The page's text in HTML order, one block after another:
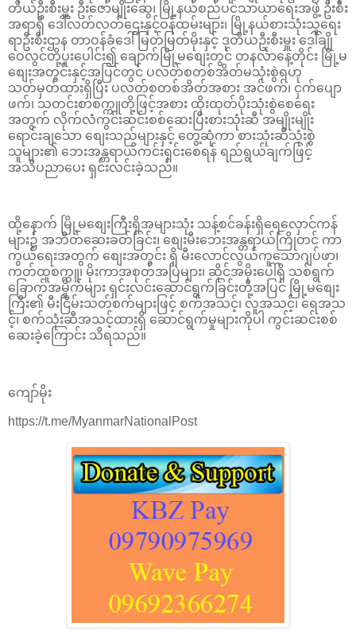
တိယဦးစီးမှူး ဦး​ဇော်မျိုး​ဆွေ၊ မြို့နယ်စည်ပင်သာယာ​ရေးအဖွဲ့ ဦးစီး
အရာရှိ ​ဒေါ်လတ်လတ်​ဌေးနှင့်ဝန်ထမ်းများ၊ မြို့နယ်စားသုံးသူ​ရေး
ရာဦးစီးဌာန တာဝန်ခံ​ဒေါ်မြတ်မြတ်မိုးနှင့် ဒုတိယဦးစီးမှူး​ ဒေါ်ချို​
ဝေလွင်တို့ပူး​ပေါင်း၍ ချောက်မြို့မ​စျေးတွင် တနင်္လာနေ့တိုင်း မြို့မ​
စျေးအတွင်းနှင့်အပြင်တွင် ပလတ်စတစ်အိတ်မသုံးစွဲရဟု
သတ်မှတ်ထားရှိပြီး ပလတ်စတစ်အိတ်အစား အင်ဖက်၊ ငှက်​ပျော
ဖက်၊ သတင်းစာစက္ကူတို့ဖြင့်အစား ထိုးထုတ်ပိုးသုံးစွဲ​စေ​ရေး
အတွက် လိုက်လံကွင်းဆင်းစစ်​ဆေးပြီး​စားသုံးဆီ အမျိုးမျိုး​
ရောင်းချ​သော ​စျေးသည်များနှင့် ​တွေ့ဆုံကာ စားသုံးဆီသုံးစွဲ
သူများ​၏ ဘေးအန္တရာယ်ကင်းရှင်း​စေရန် ရည်ရွယ်ချက်ဖြင့်
အသိပညာ​ပေး ရှင်းလင်း​ခဲ့သည်။
ထို့နောက် မြို့မ​စျေးကြီးရှိအများသုံး သန့်စင်ခန်းရှိ​ရေ​လှောင်ကန်
များ၌ အဘိတ်​ဆေးခတ်ခြင်း၊ ​စျေးမီး​ဘေးအန္တရာယ်ကြိုတင် ကာ
ကွယ်​ရေးအတွက် ​စျေးအတွင်း ရှိ မီး​လောင်လွယ်ကူ​သောဂျပ်ဖာ၊
ကတ်ထူစက္ကူ၊ မိုးကာအစုတ်အပြဲများ၊ ဆိုင်အမိုး​ပေါ်ရှိ သစ်ရွက်​
ခြောက်အမှိုက်များ ရှင်းလင်း​ဆောင်ရွက်ခြင်းတို့အပြင် မြို့မ​စျေး
ကြီး၏ မီးငြိမ်းသတ်စက်များဖြင့် စက်အသင့်၊ လူအသင့်၊ ​ရေအသ
င့်၊ စက်သုံးဆီအသင့်ထားရှိ ဆောင်ရွက်မှုများကိုပါ ကွင်းဆင်းစစ်​
ဆေးခဲ့​ကြောင်း သိရသည်။
ကျော်မိုး
https://t.me/MyanmarNationalPost